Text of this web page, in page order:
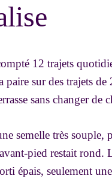
12 trajets
sur des trajets
sans changer de
semelle très
pied restait rond.
épais, seulement